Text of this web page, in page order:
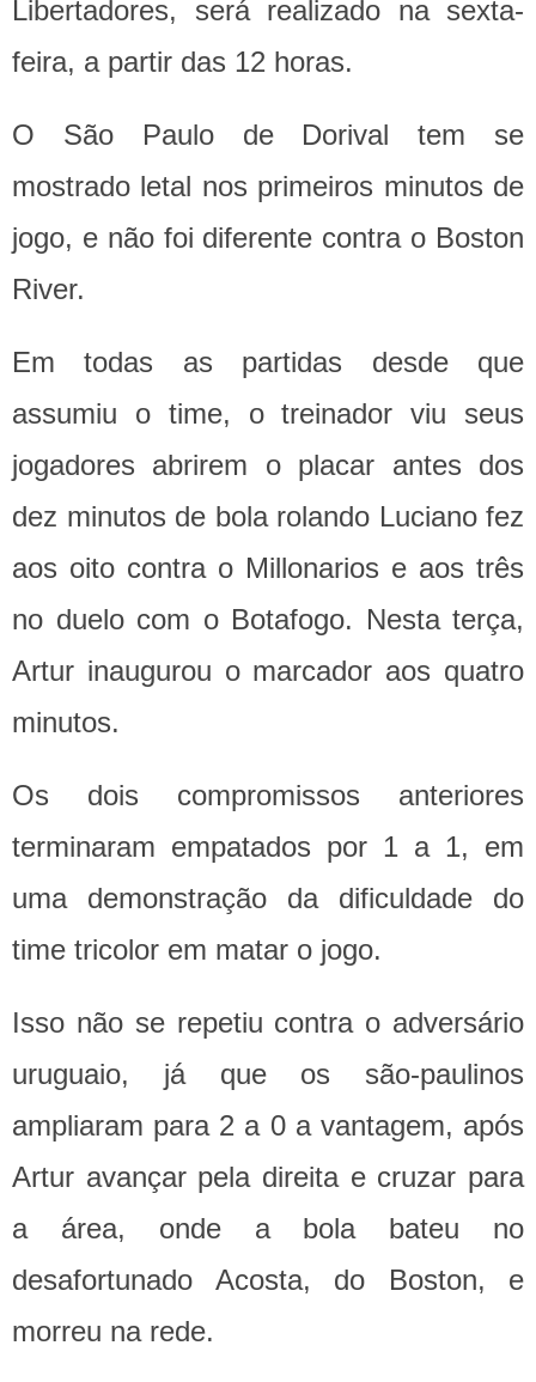
Libertadores, será realizado na sexta-
feira, a partir das 12 horas.
O São Paulo de Dorival tem se
mostrado letal nos primeiros minutos de
jogo, e não foi diferente contra o Boston
River.
Em todas as partidas desde que
assumiu o time, o treinador viu seus
jogadores abrirem o placar antes dos
dez minutos de bola rolando Luciano fez
aos oito contra o Millonarios e aos três
no duelo com o Botafogo. Nesta terça,
Artur inaugurou o marcador aos quatro
minutos.
Os dois compromissos anteriores
terminaram empatados por 1 a 1, em
uma demonstração da dificuldade do
time tricolor em matar o jogo.
Isso não se repetiu contra o adversário
uruguaio, já que os são-paulinos
ampliaram para 2 a 0 a vantagem, após
Artur avançar pela direita e cruzar para
a área, onde a bola bateu no
desafortunado Acosta, do Boston, e
morreu na rede.